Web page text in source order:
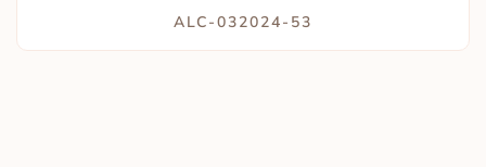
ALC-032024-53